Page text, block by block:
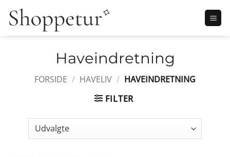
Fortsæt
Haveindretning
FORSIDE / HAVELIV / HAVEINDRETNING
FILTER